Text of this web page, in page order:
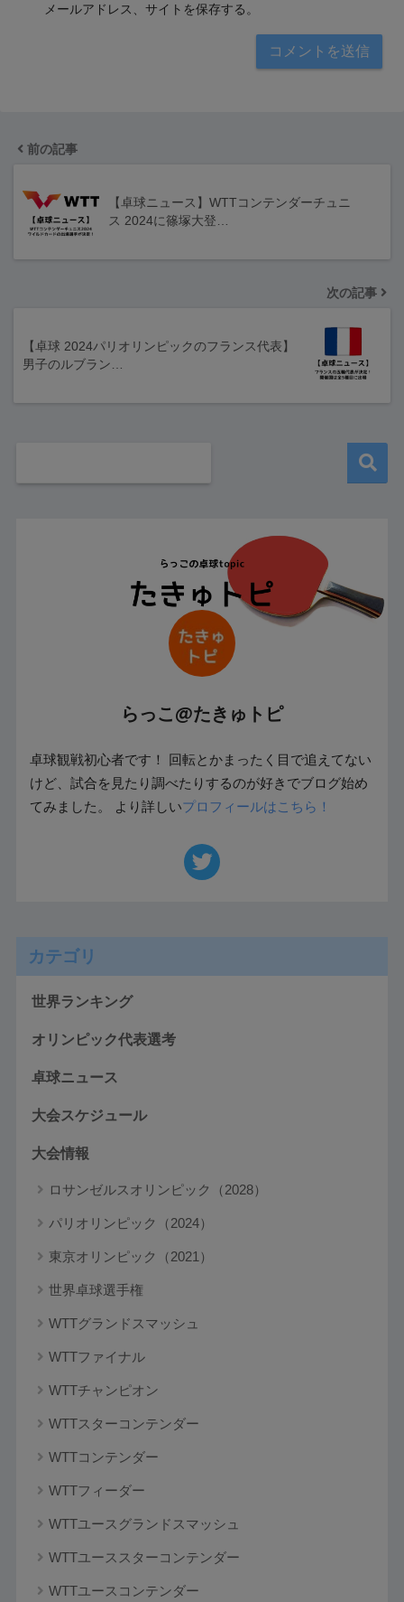
メールアドレス、サイトを保存する。
前の記事
【卓球ニュース】WTTコンテンダーチュニ
ス 2024に篠塚大登…
次の記事
【卓球 2024パリオリンピックのフランス代表】
男子のルブラン…
らっこ@たきゅトピ
卓球観戦初心者です！ 回転とかまったく目で追えてない
けど、試合を見たり調べたりするのが好きでブログ始め
てみました。 より詳しいプロフィールはこちら！
カテゴリ
世界ランキング
オリンピック代表選考
卓球ニュース
大会スケジュール
大会情報
ロサンゼルスオリンピック（2028）
パリオリンピック（2024）
東京オリンピック（2021）
世界卓球選手権
WTTグランドスマッシュ
WTTファイナル
WTTチャンピオン
WTTスターコンテンダー
WTTコンテンダー
WTTフィーダー
WTTユースグランドスマッシュ
WTTユーススターコンテンダー
WTTユースコンテンダー